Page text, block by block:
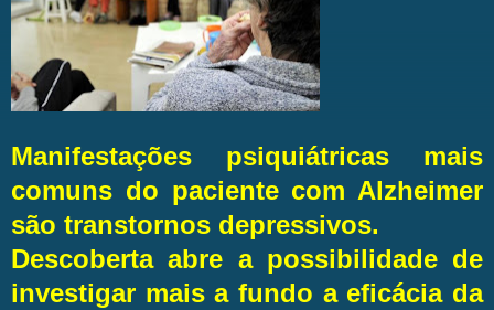
Manifestações psiquiátricas mais
comuns do paciente com Alzheimer
são transtornos depressivos.
Descoberta abre a possibilidade de
investigar mais a fundo a eficácia da